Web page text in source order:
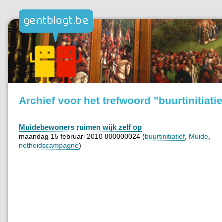
Archief voor het trefwoord
Muidebewoners ruimen wijk zelf op
maandag 15 februari 2010 800000024 (buurtinitiatief Muide
netheidscampagne)